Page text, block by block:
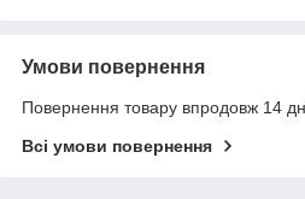
Умови повернення
Повернення товару впродовж 14
Всі умови повернення